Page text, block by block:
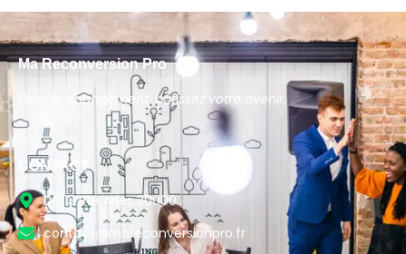
Ma Reconversion Pro
Osez le changement, bâtissez votre avenir.
CONTACT
D6113 Rte Arles 30000
contact@mareconversionpro.fr